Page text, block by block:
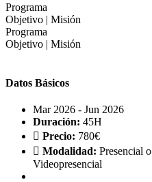
Programa
Objetivo | Misión
Programa
Objetivo | Misión
Datos Básicos
Mar 2026 - Jun 2026
Duración: 45H
Precio: 780€
Modalidad: Presencial o
Videopresencial